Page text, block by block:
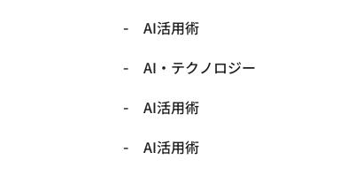
AI活用術
​AI・テクノロジー
​AI活用術
​AI活用術